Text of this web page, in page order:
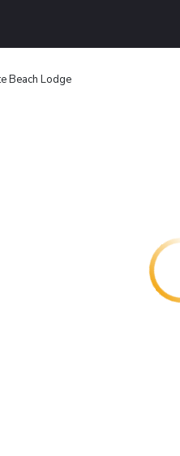
Beach Lodge